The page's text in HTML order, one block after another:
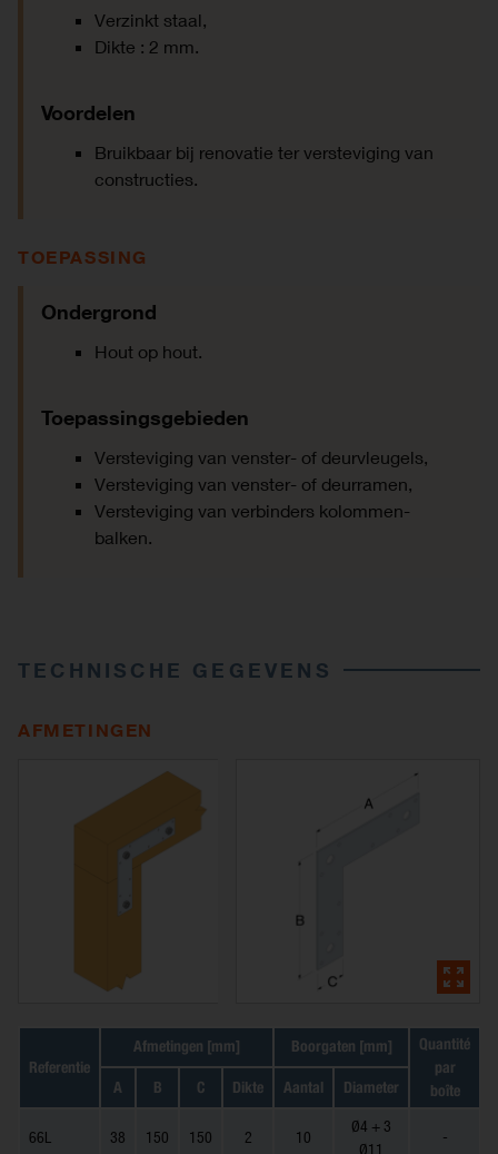
Verzinkt staal,
Dikte : 2 mm.
Voordelen
Bruikbaar bij renovatie ter versteviging van
constructies.
TOEPASSING
Ondergrond
Hout op hout.
Toepassingsgebieden
Versteviging van venster- of deurvleugels,
Versteviging van venster- of deurramen,
Versteviging van verbinders kolommen-
balken.
TECHNISCHE GEGEVENS
AFMETINGEN
Referentie
Afmetingen [mm] Boorgaten [mm]
Quantité
par
boîte
A
B C Dikte Aantal Diameter
66L 38 150 150 2 10
Ø4 + 3
Ø11
-